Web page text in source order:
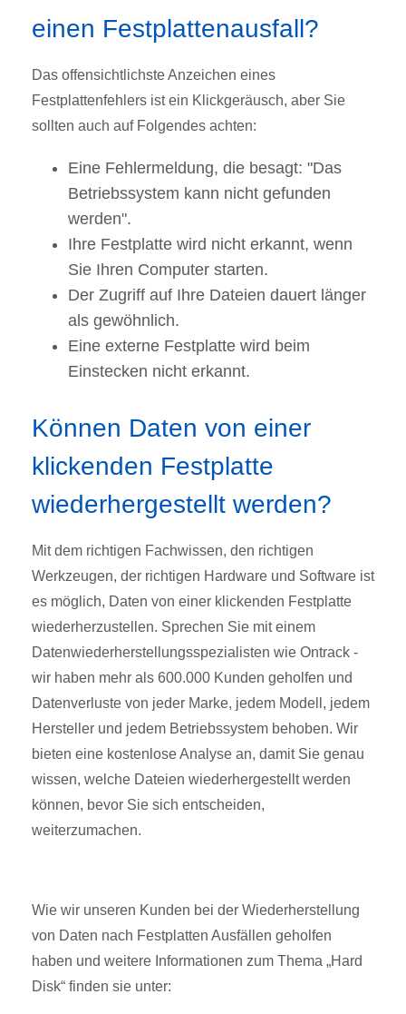
einen Festplattenausfall?
Das offensichtlichste Anzeichen eines
Festplattenfehlers ist ein Klickgeräusch, aber Sie
sollten auch auf Folgendes achten:
Eine Fehlermeldung, die besagt: "Das
Betriebssystem kann nicht gefunden
werden".
Ihre Festplatte wird nicht erkannt, wenn
Sie Ihren Computer starten.
Der Zugriff auf Ihre Dateien dauert länger
als gewöhnlich.
Eine externe Festplatte wird beim
Einstecken nicht erkannt.
Können Daten von einer
klickenden Festplatte
wiederhergestellt werden?
Mit dem richtigen Fachwissen, den richtigen
Werkzeugen, der richtigen Hardware und Software ist
es möglich, Daten von einer klickenden Festplatte
wiederherzustellen. Sprechen Sie mit einem
Datenwiederherstellungsspezialisten wie Ontrack -
wir haben mehr als 600.000 Kunden geholfen und
Datenverluste von jeder Marke, jedem Modell, jedem
Hersteller und jedem Betriebssystem behoben. Wir
bieten eine kostenlose Analyse an, damit Sie genau
wissen, welche Dateien wiederhergestellt werden
können, bevor Sie sich entscheiden,
weiterzumachen.
Wie wir unseren Kunden bei der Wiederherstellung
von Daten nach Festplatten Ausfällen geholfen
haben und weitere Informationen zum Thema „Hard
Disk“ finden sie unter: